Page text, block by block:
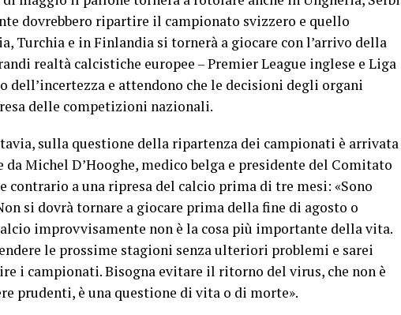
dovrebbero ripartire il campionato svizzero e quello
Turchia e in Finlandia si tornerà a giocare con l’arrivo della
realtà calcistiche europee – Premier League inglese e Liga
dell’incertezza e attendono che le decisioni degli organi
delle competizioni nazionali.
sulla questione della ripartenza dei campionati è arrivata
Michel D’Hooghe, medico belga e presidente del Comitato
contrario a una ripresa del calcio prima di tre mesi: «Sono
si dovrà tornare a giocare prima della fine di agosto o
improvvisamente non è la cosa più importante della vita.
le prossime stagioni senza ulteriori problemi e sarei
i campionati. Bisogna evitare il ritorno del virus, che non è
prudenti, è una questione di vita o di morte».